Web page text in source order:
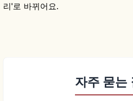
리'로 바뀌어요.
자주 묻는